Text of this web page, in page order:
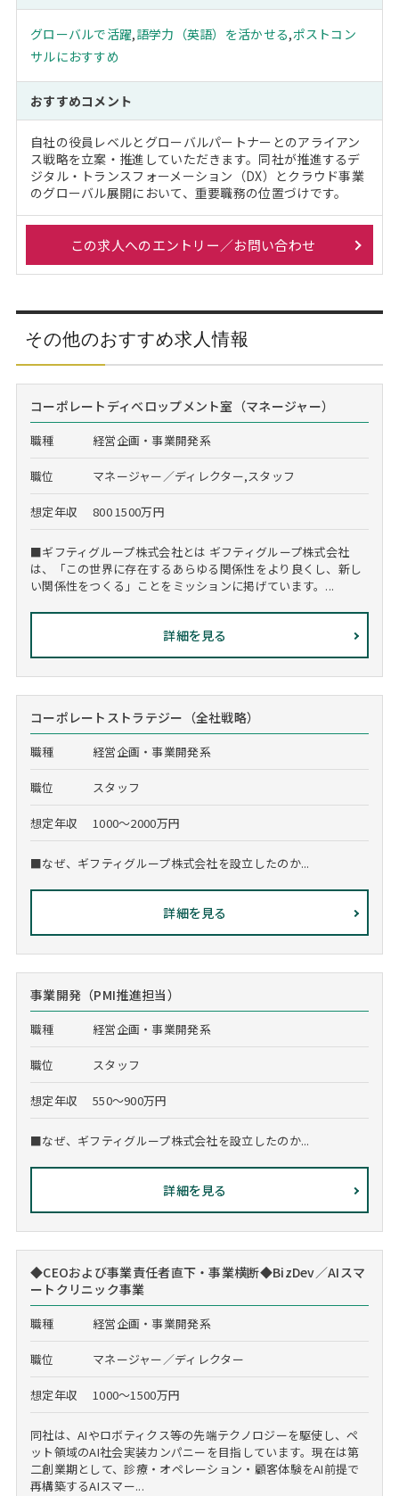
グローバルで活躍,語学力（英語）を活かせる,ポストコン
サルにおすすめ
おすすめコメント
自社の役員レベルとグローバルパートナーとのアライアン
ス戦略を立案・推進していただきます。同社が推進するデ
ジタル・トランスフォーメーション（DX）とクラウド事業
のグローバル展開において、重要職務の位置づけです。
この求人へのエントリー／お問い合わせ
その他のおすすめ求人情報
コーポレートディべロップメント室（マネージャー）
職種 経営企画・事業開発系
職位 マネージャー／ディレクター,スタッフ
想定年収 800 1500万円
■ギフティグループ株式会社とは ギフティグループ株式会社
は、「この世界に存在するあらゆる関係性をより良くし、新し
い関係性をつくる」ことをミッションに掲げています。...
詳細を見る
コーポレートストラテジー（全社戦略）
職種 経営企画・事業開発系
職位 スタッフ
想定年収 1000～2000万円
■なぜ、ギフティグループ株式会社を設立したのか...
詳細を見る
事業開発（PMI推進担当）
職種 経営企画・事業開発系
職位 スタッフ
想定年収 550～900万円
■なぜ、ギフティグループ株式会社を設立したのか...
詳細を見る
◆CEOおよび事業責任者直下・事業横断◆BizDev／AIスマ
ートクリニック事業
職種 経営企画・事業開発系
職位 マネージャー／ディレクター
想定年収 1000～1500万円
同社は、AIやロボティクス等の先端テクノロジーを駆使し、ペ
ット領域のAI社会実装カンパニーを目指しています。現在は第
二創業期として、診療・オペレーション・顧客体験をAI前提で
再構築するAIスマー...